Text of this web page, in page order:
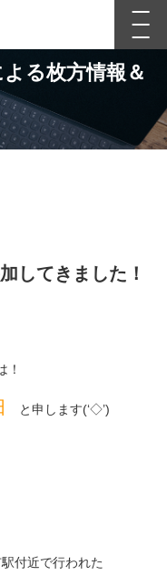
る枚方情報＆
してきました！
！
と申します(‘◇’)ゞ
付近で行われた